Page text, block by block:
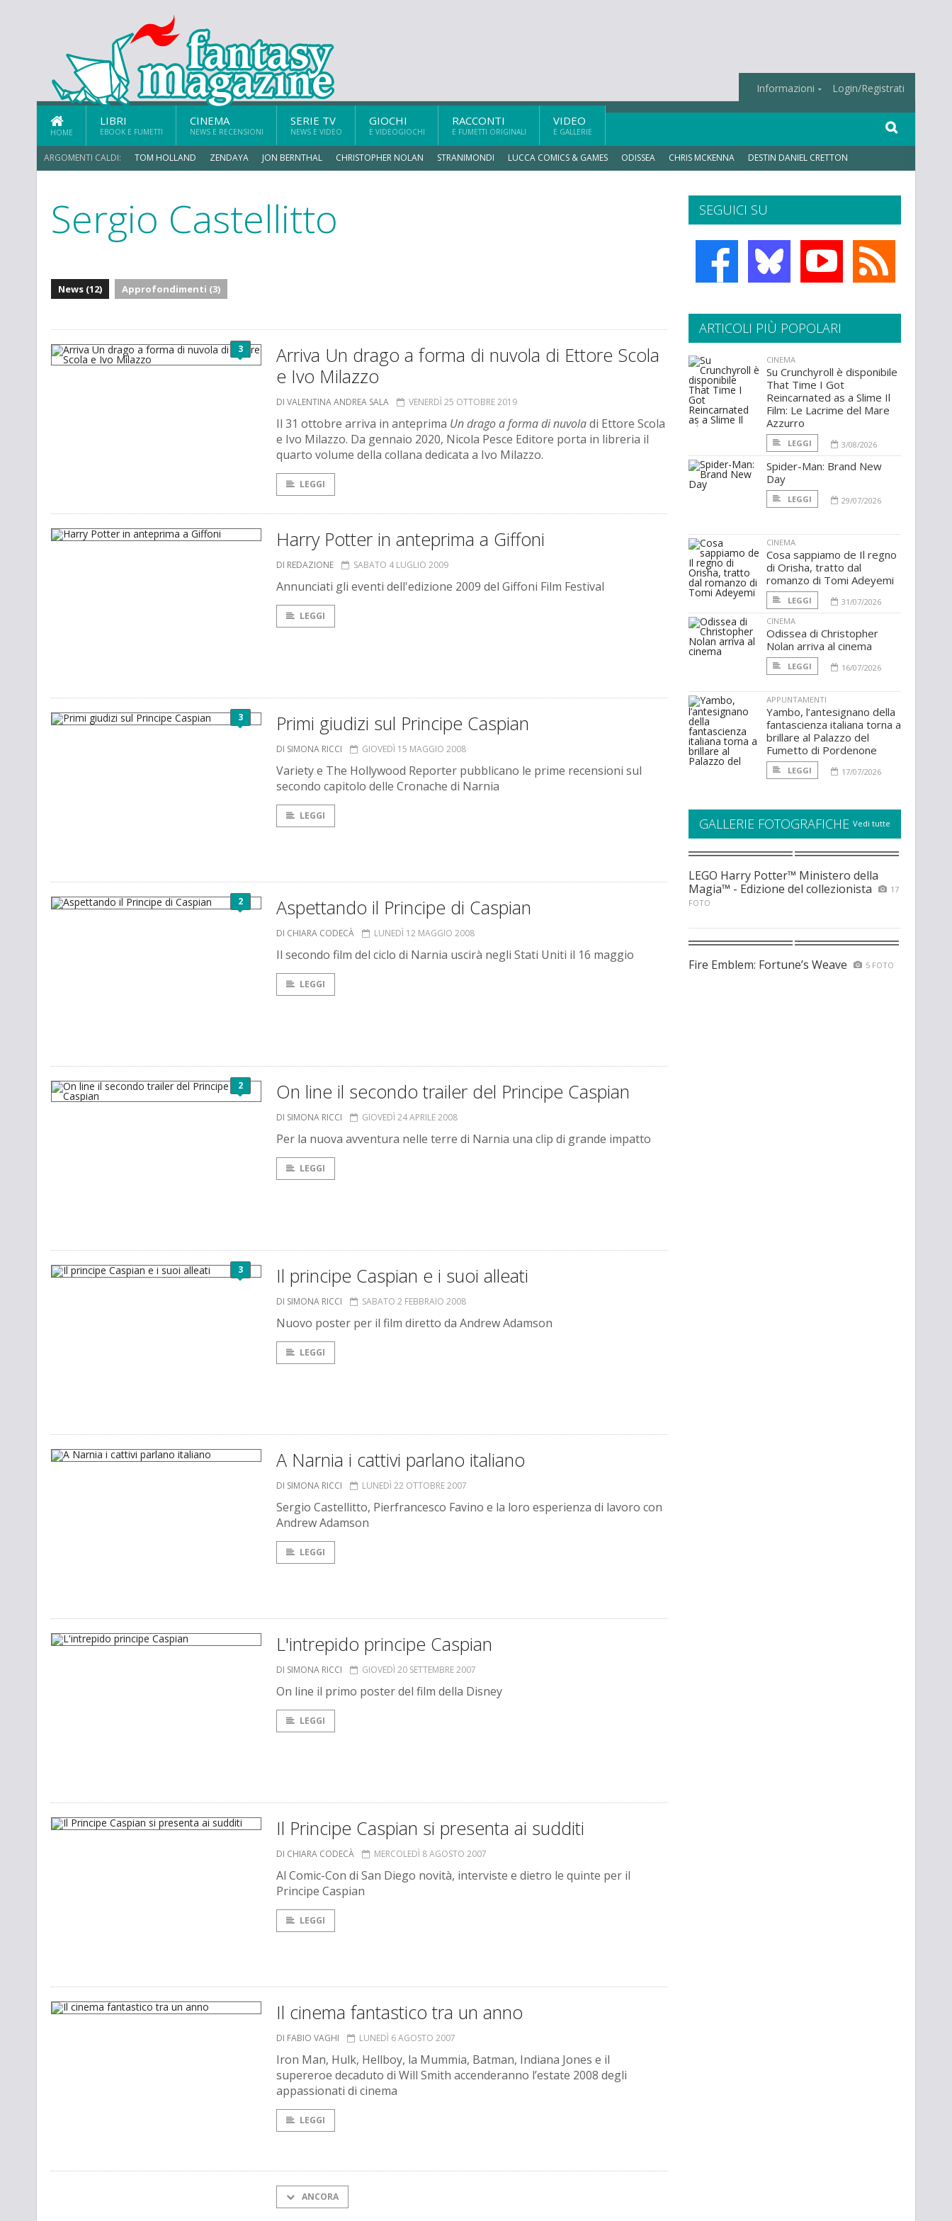
Informazioni Login/Registrati
HOME
LIBRI
EBOOK E FUMETTI
CINEMA
NEWS E RECENSIONI
SERIE TV
NEWS E VIDEO
GIOCHI
E VIDEOGIOCHI
RACCONTI
E FUMETTI ORIGINALI
VIDEO
E GALLERIE
ARGOMENTI CALDI: TOM HOLLAND ZENDAYA JON BERNTHAL CHRISTOPHER NOLAN STRANIMONDI LUCCA COMICS & GAMES ODISSEA CHRIS MCKENNA DESTIN DANIEL CRETTON
ERIK SOMMERS
Sergio Castellitto
News (12) Approfondimenti (3)
3
Arriva Un drago a forma di nuvola di Ettore Scola
e Ivo Milazzo
DI VALENTINA ANDREA SALA VENERDÌ 25 OTTOBRE 2019
Il 31 ottobre arriva in anteprima Un drago a forma di nuvoladi Ettore Scola
e Ivo Milazzo. Da gennaio 2020, Nicola Pesce Editore porta in libreria il
quarto volume della collana dedicata a Ivo Milazzo.
LEGGI
Harry Potter in anteprima a Giffoni
DI REDAZIONE SABATO 4 LUGLIO 2009
Annunciati gli eventi dell'edizione 2009 del Giffoni Film Festival
LEGGI
3 Primi giudizi sul Principe Caspian
DI SIMONA RICCI GIOVEDÌ 15 MAGGIO 2008
Variety e The Hollywood Reporter pubblicano le prime recensioni sul
secondo capitolo delle Cronache di Narnia
LEGGI
2 Aspettando il Principe di Caspian
DI CHIARA CODECÀ LUNEDÌ 12 MAGGIO 2008
Il secondo film del ciclo di Narnia uscirà negli Stati Uniti il 16 maggio
LEGGI
2 On line il secondo trailer del Principe Caspian
DI SIMONA RICCI GIOVEDÌ 24 APRILE 2008
Per la nuova avventura nelle terre di Narnia una clip di grande impatto
LEGGI
3 Il principe Caspian e i suoi alleati
DI SIMONA RICCI SABATO 2 FEBBRAIO 2008
Nuovo poster per il film diretto da Andrew Adamson
LEGGI
A Narnia i cattivi parlano italiano
DI SIMONA RICCI LUNEDÌ 22 OTTOBRE 2007
Sergio Castellitto, Pierfrancesco Favino e la loro esperienza di lavoro con
Andrew Adamson
LEGGI
L'intrepido principe Caspian
DI SIMONA RICCI GIOVEDÌ 20 SETTEMBRE 2007
On line il primo poster del film della Disney
LEGGI
Il Principe Caspian si presenta ai sudditi
DI CHIARA CODECÀ MERCOLEDÌ 8 AGOSTO 2007
Al Comic-Con di San Diego novità, interviste e dietro le quinte per il
Principe Caspian
LEGGI
Il cinema fantastico tra un anno
DI FABIO VAGHI LUNEDÌ 6 AGOSTO 2007
Iron Man, Hulk, Hellboy, la Mummia, Batman, Indiana Jones e il
supereroe decaduto di Will Smith accenderanno l’estate 2008 degli
appassionati di cinema
LEGGI
ANCORA
SEGUICI SU
ARTICOLI PIÙ POPOLARI
CINEMA
Su Crunchyroll è disponibile
That Time I Got
Reincarnated as a Slime Il
Film: Le Lacrime del Mare
Azzurro
LEGGI 3/08/2026
Spider-Man: Brand New
Day
LEGGI 29/07/2026
CINEMA
Cosa sappiamo de Il regno
di Orisha, tratto dal
romanzo di Tomi Adeyemi
LEGGI
31/07/2026
CINEMA
Odissea di Christopher
Nolan arriva al cinema
LEGGI 16/07/2026
APPUNTAMENTI
Yambo, l’antesignano della
fantascienza italiana torna a
brillare al Palazzo del
Fumetto di Pordenone
LEGGI 17/07/2026
GALLERIE FOTOGRAFICHE Vedi tutte
LEGO Harry Potter™ Ministero della
Magia™ - Edizione del collezionista
17
FOTO
Fire Emblem: Fortune’s Weave 5 FOTO